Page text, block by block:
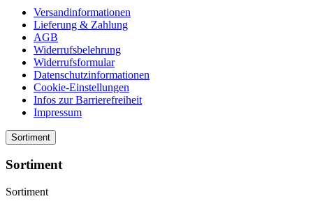
Versandinformationen
Lieferung & Zahlung
AGB
Widerrufsbelehrung
Widerrufsformular
Datenschutzinformationen
Cookie-Einstellungen
Infos zur Barrierefreiheit
Impressum
Sortiment
Sortiment
Sortiment